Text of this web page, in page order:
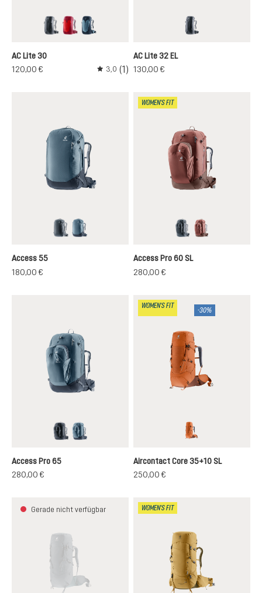
blackcherry-masala
atlantic-ink
AC Lite 30
120,00 €
Durchschnittliche Bewertung von 3 von 5
3,0 (1)
black
AC Lite 32 EL
130,00 €
blackatlantic-ink
Access 55
180,00 €
WOMEN'S FIT
blackcaspia-raisin
Access Pro 60 SL
280,00 €
blackatlantic-ink
Access Pro 65
280,00 €
WOMEN'S FIT
-30%
chestnut-umbra
Aircontact Core 35+10 SL
250,00 €
Gerade nicht verfügbar WOMEN'S FIT